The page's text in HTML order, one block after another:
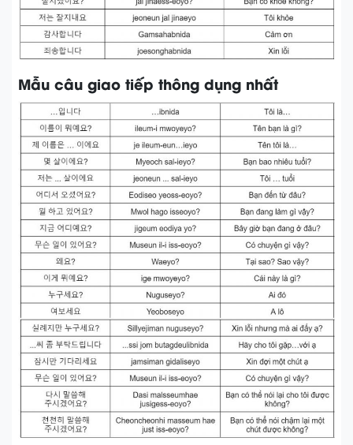
Mẫu câu giao tiếp thông dụng nhất